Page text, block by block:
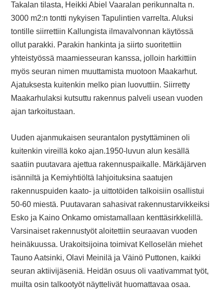
Takalan tilasta, Heikki Abiel Vaaralan perikunnalta n.
3000 m2:n tontti nykyisen Tapulintien varrelta. Aluksi
tontille siirrettiin Kallungista ilmavalvonnan käytössä
ollut parakki. Parakin hankinta ja siirto suoritettiin
yhteistyössä maamiesseuran kanssa, jolloin harkittiin
myös seuran nimen muuttamista muotoon Maakarhut.
Ajatuksesta kuitenkin melko pian luovuttiin. Siirretty
Maakarhulaksi kutsuttu rakennus palveli usean vuoden
ajan tarkoitustaan.
Uuden ajanmukaisen seurantalon pystyttäminen oli
kuitenkin vireillä koko ajan.1950-luvun alun kesällä
saatiin puutavara ajettua rakennuspaikalle. Märkäjärven
isänniltä ja Kemiyhtiöltä lahjoituksina saatujen
rakennuspuiden kaato- ja uittotöiden talkoisiin osallistui
50-60 miestä. Puutavaran sahasivat rakennustarvikkeiksi
Esko ja Kaino Onkamo omistamallaan kenttäsirkkelillä.
Varsinaiset rakennustyöt aloitettiin seuraavan vuoden
heinäkuussa. Urakoitsijoina toimivat Kelloselän miehet
Tauno Aatsinki, Olavi Meinilä ja Väinö Puttonen, kaikki
seuran aktiivijäseniä. Heidän osuus oli vaativammat työt,
muilta osin talkootyöt näyttelivät huomattavaa osaa.